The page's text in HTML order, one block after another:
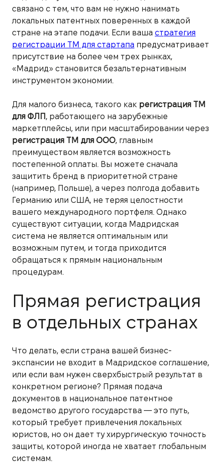
связано с тем, что вам не нужно нанимать
локальных патентных поверенных в каждой
стране на этапе подачи. Если ваша стратегия
регистрации ТМ для стартапа предусматривает
присутствие на более чем трех рынках,
«Мадрид» становится безальтернативным
инструментом экономии.
Для малого бизнеса, такого как регистрация ТМ
для ФЛП , работающего на зарубежные
маркетплейсы, или при масштабировании через
регистрация ТМ для ООО, главным
преимуществом является возможность
постепенной оплаты. Вы можете сначала
защитить бренд в приоритетной стране
(например, Польше), а через полгода добавить
Германию или США, не теряя целостности
вашего международного портфеля. Однако
существуют ситуации, когда Мадридская
система не является оптимальным или
возможным путем, и тогда приходится
обращаться к прямым национальным
процедурам.
Прямая регистрация
в отдельных странах
Что делать, если страна вашей бизнес-
экспансии не входит в Мадридское соглашение,
или если вам нужен сверхбыстрый результат в
конкретном регионе? Прямая подача
документов в национальное патентное
ведомство другого государства — это путь,
который требует привлечения локальных
юристов, но он дает ту хирургическую точность
защиты, которой иногда не хватает глобальным
системам.